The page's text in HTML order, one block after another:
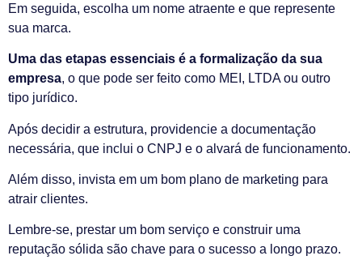
Em seguida, escolha um nome atraente e que represente
sua marca.
Uma das etapas essenciais é a formalização da sua
empresa, o que pode ser feito como MEI, LTDA ou outro
tipo jurídico.
Após decidir a estrutura, providencie a documentação
necessária, que inclui o CNPJ e o alvará de funcionamento.
Além disso, invista em um bom plano de marketing para
atrair clientes.
Lembre-se, prestar um bom serviço e construir uma
reputação sólida são chave para o sucesso a longo prazo.